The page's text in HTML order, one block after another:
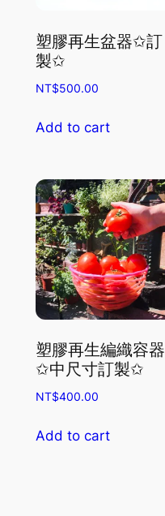
塑膠再生盆器✩訂
製✩
NT$500.00
Add to cart
塑膠再生編織容器
✩中尺寸訂製✩
NT$400.00
Add to cart